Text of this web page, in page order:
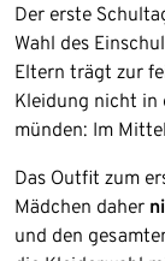
Der erste
Wahl des
Eltern trägt zur
Kleidung nicht in
münden: Im
Das Outfit zum
Mädchen daher
und den